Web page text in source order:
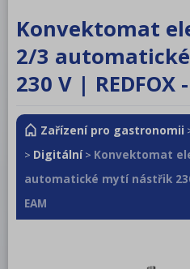
RM LOTUS 700
Roboty, příprava
Pizza program
Šokery
Konvektomat
2/3
230 V | REDFOX
Zařízení pro gastronomii
> Digitální> Konvektomat
automatické mytí nástřik 230
EAM